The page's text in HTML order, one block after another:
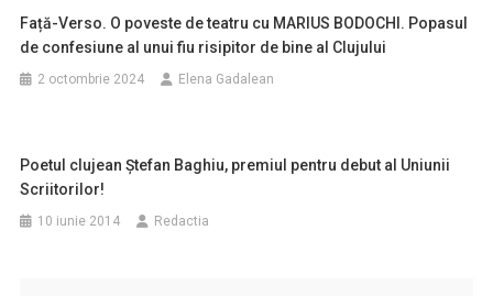
Față-Verso. O poveste de teatru cu MARIUS BODOCHI. Popasul
de confesiune al unui fiu risipitor de bine al Clujului
2 octombrie 2024 Elena Gadalean
Poetul clujean Ştefan Baghiu, premiul pentru debut al Uniunii
Scriitorilor!
10 iunie 2014 Redactia